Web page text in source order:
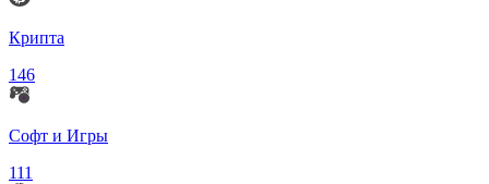
Крипта
146
Софт и Игры
111